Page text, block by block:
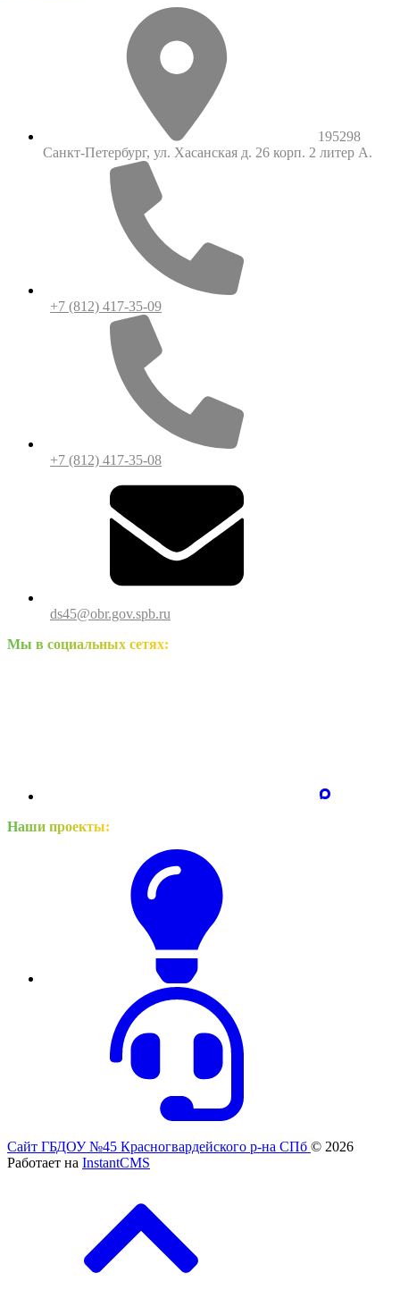
195298
Санкт-Петербург, ул. Хасанская д. 26 корп. 2 литер А.
+7 (812) 417-35-09
+7 (812) 417-35-08
ds45@obr.gov.spb.ru
Мы в социальных сетях:
Наши проекты:
Сайт ГБДОУ №45 Красногвардейского р-на СПб © 2026
Работает на InstantCMS